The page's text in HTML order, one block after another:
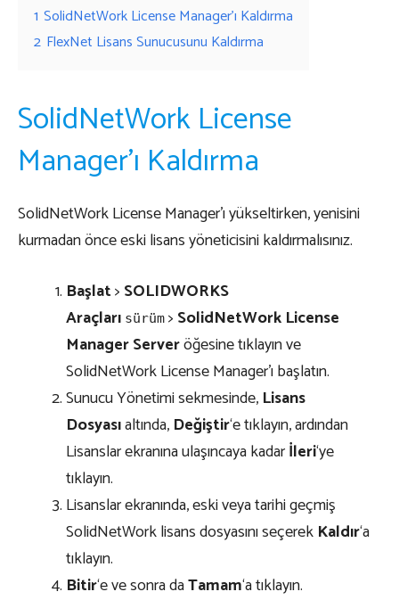
1 SolidNetWork License Manager’ı Kaldırma
2 FlexNet Lisans Sunucusunu Kaldırma
SolidNetWork License
Manager’ı Kaldırma
SolidNetWork License Manager’ı yükseltirken, yenisini
kurmadan önce eski lisans yöneticisini kaldırmalısınız.
Başlat> SOLIDWORKS
Araçları sürüm > SolidNetWork License
Manager Serveröğesine tıklayın ve
SolidNetWork License Manager’ı başlatın.
Sunucu Yönetimi sekmesinde, Lisans
Dosyasıaltında, Değiştir‘e tıklayın, ardından
Lisanslar ekranına ulaşıncaya kadarİleri‘ye
tıklayın.
Lisanslar ekranında, eski veya tarihi geçmiş
SolidNetWork lisans dosyasını seçerek Kaldır‘a
tıklayın.
Bitir‘e ve sonra daTamam‘a tıklayın.